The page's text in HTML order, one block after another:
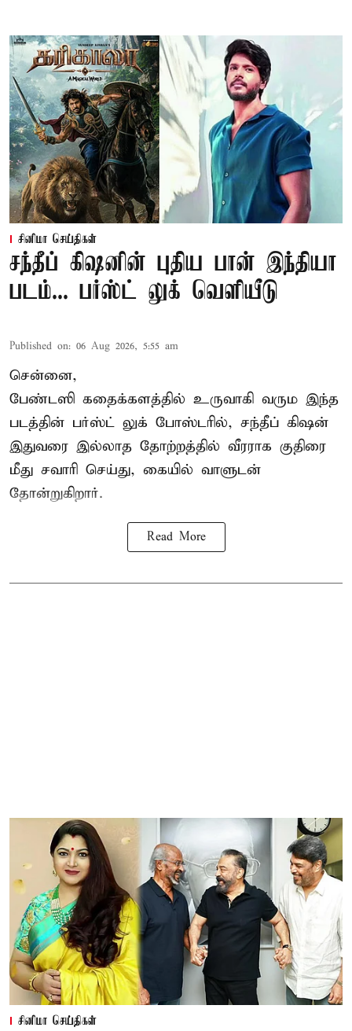
சினிமா செய்திகள்
சந்தீப் கிஷனின் புதிய பான் இந்தியா
படம்... பர்ஸ்ட் லுக் வெளியீடு
Published on: 06 Aug 2026, 5:55 am
சென்னை,
பேண்டஸி கதைக்களத்தில் உருவாகி வரும இந்த
படத்தின் பர்ஸ்ட் லுக் போஸ்டரில், சந்தீப் கிஷன்
இதுவரை இல்லாத தோற்றத்தில் வீரராக குதிரை
மீது சவாரி செய்து, கையில் வாளுடன்
தோன்றுகிறார்.
Read More
சினிமா செய்திகள்